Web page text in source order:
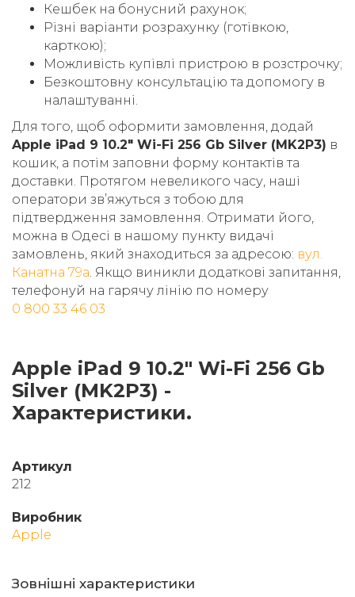
Кешбек на бонусний рахунок;
Різні варіанти розрахунку (готівкою,
карткою);
Можливість купівлі пристрою в розстрочку;
Безкоштовну консультацію та допомогу в
налаштуванні.
Для того, щоб оформити замовлення, додай
Apple iPad 9 10.2" Wi-Fi 256 Gb Silver (MK2P3) в
кошик, а потім заповни форму контактів та
доставки. Протягом невеликого часу, наші
оператори звʼяжуться з тобою для
підтвердження замовлення. Отримати його,
можна в Одесі в нашому пункту видачі
замовлень, який знаходиться за адресою: вул.
Канатна 79а. Якщо виникли додаткові запитання,
телефонуй на гарячу лінію по номеру
0 800 33 46 03
Apple iPad 9 10.2" Wi-Fi 256 Gb
Silver (MK2P3) -
Характеристики.
Артикул
212
Виробник
Apple
Зовнішні характеристики